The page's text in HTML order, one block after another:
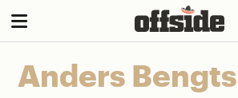
Skip
Anders